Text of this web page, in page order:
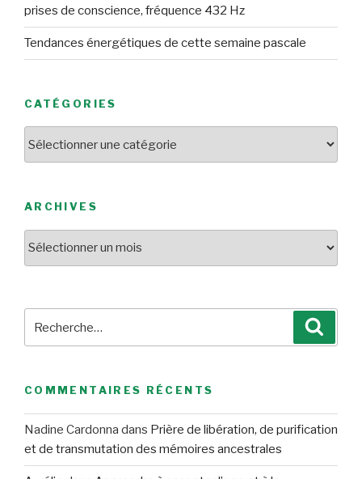
prises de conscience, fréquence 432 Hz
Tendances énergétiques de cette semaine pascale
CATÉGORIES
ARCHIVES
COMMENTAIRES RÉCENTS
Nadine Cardonna dans Prière de libération, de purification
et de transmutation des mémoires ancestrales